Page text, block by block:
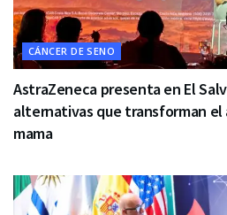
CÁNCER DE SENO
AstraZeneca presenta en El
alternativas que transforman el
mama